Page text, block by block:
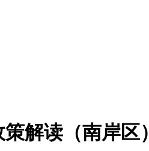
解读（南岸区）